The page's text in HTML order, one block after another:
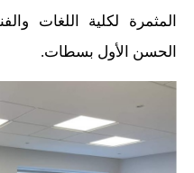
المثمرة لكلية اللغات
الحسن الأول بسطات.